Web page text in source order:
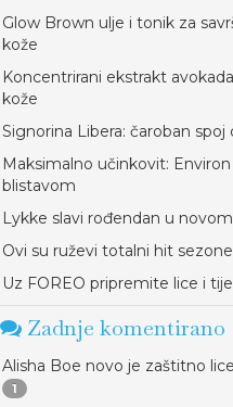
Glow Brown ulje i tonik za
kože
Koncentrirani ekstrakt
kože
Signorina Libera: čaroban
Maksimalno učinkovit:
blistavom
Lykke slavi rođendan u
Ovi su ruževi totalni hit
Uz FOREO pripremite lice i
Zadnje komentirano
Alisha Boe novo je zaštitno
1